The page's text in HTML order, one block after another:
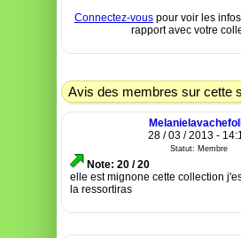
Connectez-vous pour voir les
rapport avec votre
Avis des membres sur cette
28 / 03 / 2013 -
Statut: Membre
Note: 20 / 20
elle est mignone cette collection
la ressortiras